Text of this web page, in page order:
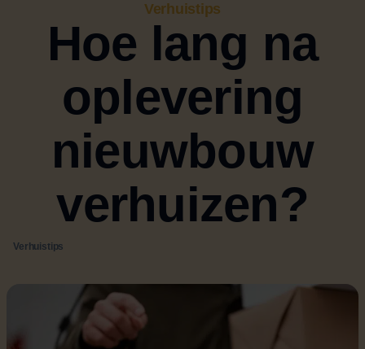
Verhuistips
Hoe lang na
oplevering
nieuwbouw
verhuizen?
Verhuistips